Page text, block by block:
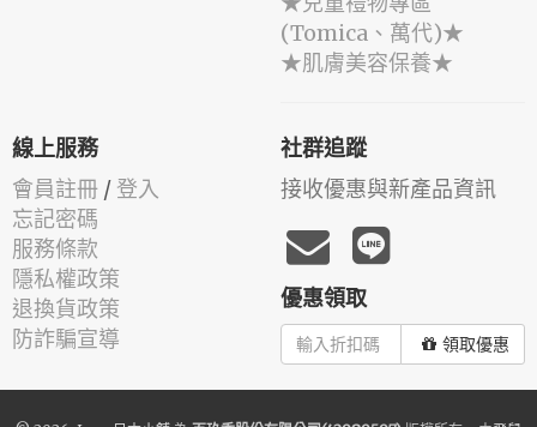
(Tomica、萬代)★
★肌膚美容保養★
線上服務
會員註冊 / 登入
忘記密碼
服務條款
隱私權政策
退換貨政策
防詐騙宣導
社群追蹤
接收優惠與新產品資訊
優惠領取
領取優惠